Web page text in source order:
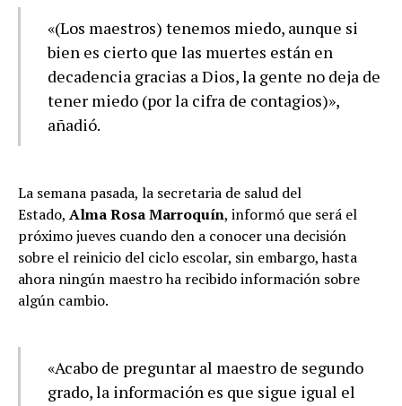
«(Los maestros) tenemos miedo, aunque si
bien es cierto que las muertes están en
decadencia gracias a Dios, la gente no deja de
tener miedo (por la cifra de contagios)»,
añadió.
La semana pasada, la secretaria de salud del
Estado, Alma Rosa Marroquín, informó que será el
próximo jueves cuando den a conocer una decisión
sobre el reinicio del ciclo escolar, sin embargo, hasta
ahora ningún maestro ha recibido información sobre
algún cambio.
«Acabo de preguntar al maestro de segundo
grado, la información es que sigue igual el